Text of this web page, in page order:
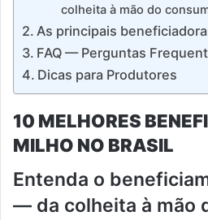
colheita à mão do
As principais
FAQ — Perguntas
Dicas para Produtores
10 MELHORES
MILHO NO BRASIL
Entenda o
— da colheita à mão